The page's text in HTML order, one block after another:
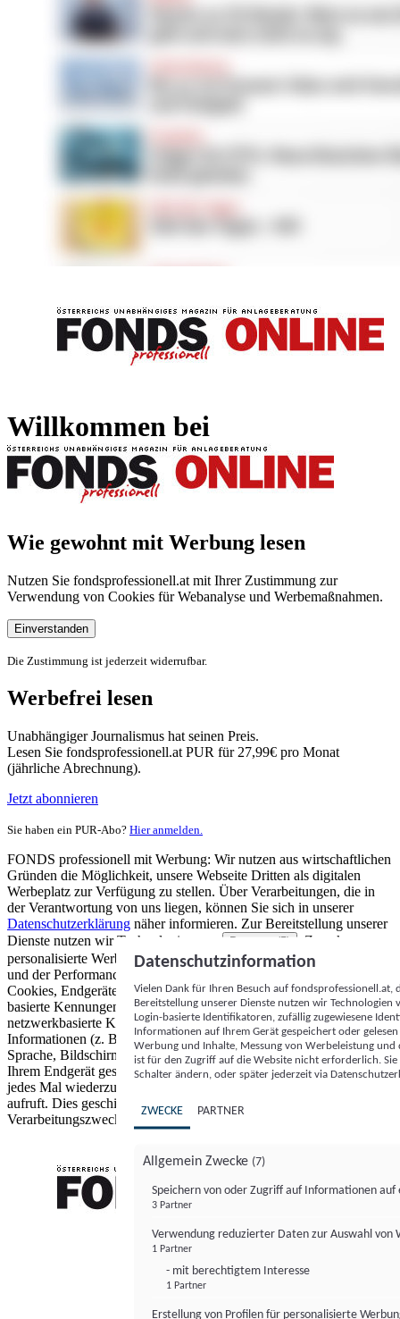
Willkommen bei
Wie gewohnt mit Werbung lesen
Nutzen Sie fondsprofessionell.at mit Ihrer Zustimmung zur
Verwendung von Cookies für Webanalyse und Werbemaßnahmen.
Einverstanden
Die Zustimmung ist jederzeit widerrufbar.
Werbefrei lesen
Unabhängiger Journalismus hat seinen Preis.
Lesen Sie fondsprofessionell.at PUR für 27,99€ pro Monat
(jährliche Abrechnung).
Jetzt abonnieren
Sie haben ein PUR-Abo? Hier anmelden.
FONDS professionell mit Werbung: Wir nutzen aus wirtschaftlichen
Gründen die Möglichkeit, unsere Webseite Dritten als digitalen
Werbeplatz zur Verfügung zu stellen. Über Verarbeitungen, die in
der Verantwortung von uns liegen, können Sie sich in unserer
Datenschutzerklärung näher informieren. Zur Bereitstellung unserer
Dienste nutzen wir Technologien von
Partnern (5)
. Zwecke:
personalisierte Werbung und Inhalte, Messung von Werbeleistung
und der Performance von Inhalten sowie Zielgruppenforschung.
Cookies, Endgeräte- oder ähnliche Online-Kennungen (z. B. login-
basierte Kennungen, zufällig generierte Kennungen,
netzwerkbasierte Kennungen) können zusammen mit anderen
Informationen (z. B. Browsertyp und Browserinformationen,
Sprache, Bildschirmgröße, unterstützte Technologien usw.) auf
Ihrem Endgerät gespeichert oder von dort ausgelesen werden, um es
jedes Mal wiederzuerkennen, wenn es eine App oder einer Webseite
aufruft. Dies geschieht für einen oder mehrere der hier aufgeführten
Verarbeitungszwecke.
Datenschutzinformation
Vielen Dank für Ihren Besuch auf
Bereitstellung unserer Dienste nutzen wir Technologien
Login-basierte Identifikatoren, zufällig zugewiesene
Informationen auf Ihrem Gerät gespeichert oder
Werbung und Inhalte, Messung von Werbeleistung
ist für den Zugriff auf die Website nicht erforderlich.
Schalter ändern, oder später jederzeit via
ZWECKE PARTNER
Allgemein Zwecke (7)
Speichern von oder Zugriff auf Informationen auf
3 Partner
Verwendung reduzierter Daten zur Auswahl von
1 Partner
- mit berechtigtem Interesse
1 Partner
Erstellung von Profilen für personalisierte
FONDS professionell